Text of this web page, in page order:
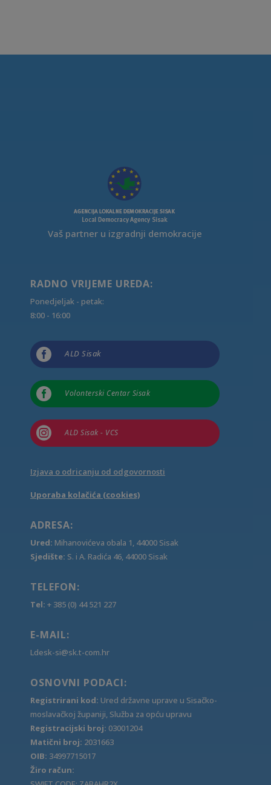
Vaš partner u izgradnji demokracije
RADNO VRIJEME UREDA:
Ponedjeljak - petak:
8:00 - 16:00
 ALD Sisak
 Volonterski Centar Sisak
 ALD Sisak - VCS
Izjava o odricanju od odgovornosti
Uporaba kolačića (cookies)
ADRESA:
Ured: Mihanovićeva obala 1, 44000 Sisak
Sjedište: S. i A. Radića 46, 44000 Sisak
TELEFON:
Tel: + 385 (0) 44 521 227
E-MAIL:
Ldesk-si@sk.t-com.hr
OSNOVNI PODACI:
Registrirani kod: Ured državne uprave u Sisačko-
moslavačkoj županiji, Služba za opću upravu
Registracijski broj: 03001204
Matični broj: 2031663
OIB: 34997715017
Žiro račun: